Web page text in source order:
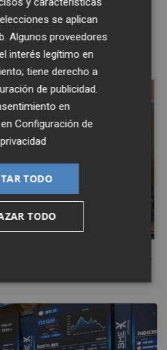
Ultra' cita como
socio de
Renfe presenta su
en el cargo
se aplican
Algunos proveedores
interés legítimo en
tiene derecho a
de publicidad.
en
enConfiguración de
TODO
TODO